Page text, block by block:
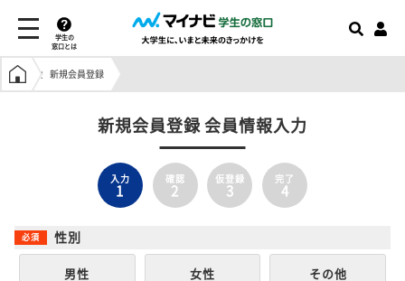
学生の
窓口とは
学生の窓口トップ
新規会員登録
新規会員登録 会員情報入力
入力
1
確認
2
仮登録
3
完了
4
性別
男性 女性 その他